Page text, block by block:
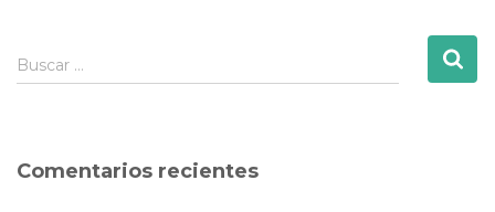
B
u
r
Buscar …
Comentarios recientes